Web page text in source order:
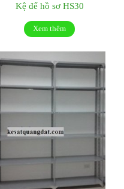
Kệ để hồ sơ HS30
Xem thêm